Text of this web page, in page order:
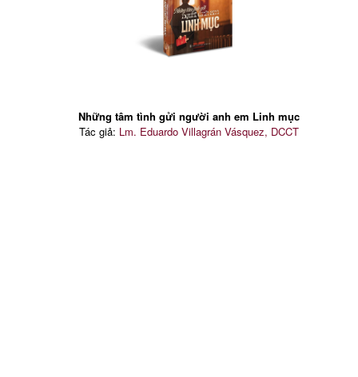
Những tâm tình gửi người anh em Linh mục
Tác giả: Lm. Eduardo Villagrán Vásquez, DCCT